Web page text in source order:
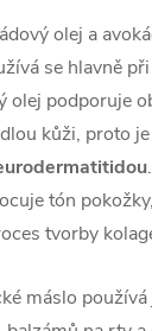
olej a
se hlavně
olej podporuje
kůži, proto
tón
tvorby
máslo